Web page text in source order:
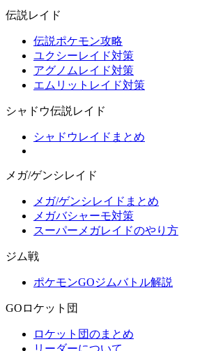
伝説レイド
伝説ポケモン攻略
ユクシーレイド対策
アグノムレイド対策
エムリットレイド対策
シャドウ伝説レイド
シャドウレイドまとめ
メガ/ゲンシレイド
メガ/ゲンシレイドまとめ
メガバシャーモ対策
スーパーメガレイドのやり方
ジム戦
ポケモンGOジムバトル解説
GOロケット団
ロケット団のまとめ
リーダーについて